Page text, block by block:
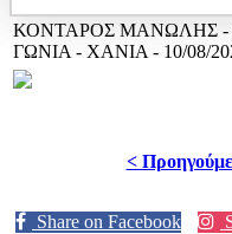
ΚΟΝΤΑΡΟΣ ΜΑΝΩΛΗΣ -
ΓΩΝΙΑ - ΧΑΝΙΑ - 10/08/
<
Share on Facebook